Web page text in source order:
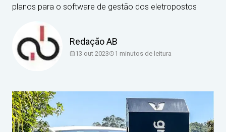
planos para o software de gestão dos eletropostos
Redação AB
13 out 2023 1 minutos de leitura